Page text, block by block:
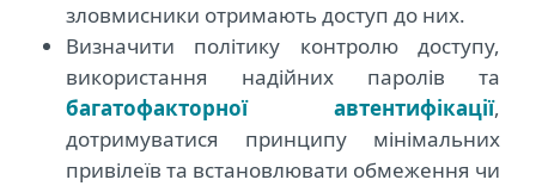
зловмисники отримають доступ до них.
Визначити політику контролю доступу,
використання надійних паролів та
багатофакторної автентифікації,
дотримуватися принципу мінімальних
привілеїв та встановлювати обмеження чи